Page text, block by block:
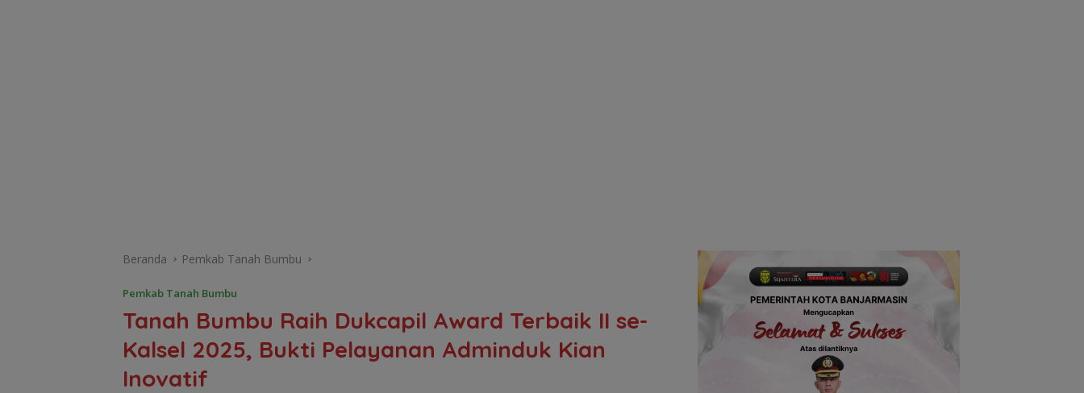
Beranda Pemkab Tanah Bumbu
Pemkab Tanah Bumbu
Tanah Bumbu Raih Dukcapil Award Terbaik II se-
Kalsel 2025, Bukti Pelayanan Adminduk Kian
Inovatif